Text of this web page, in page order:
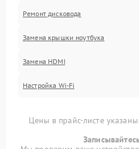
Ремонт дисковода
Замена крышки ноутбука
Замена HDMI
Настройка Wi-Fi
Цены в прайс-листе